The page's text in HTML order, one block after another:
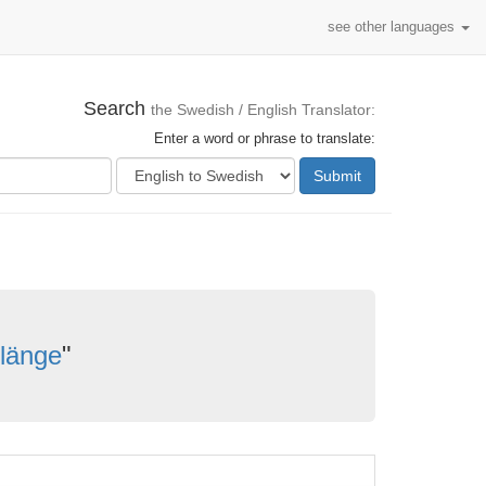
see other languages
Search the Swedish / English Translator:
Enter a word or phrase to translate:
Submit
"